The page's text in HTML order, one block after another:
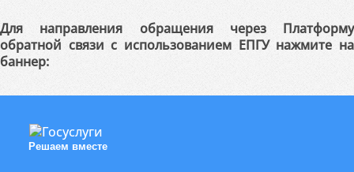
Для направления обращения через Платформу
обратной связи с использованием ЕПГУ нажмите на
баннер:
Решаем вместе